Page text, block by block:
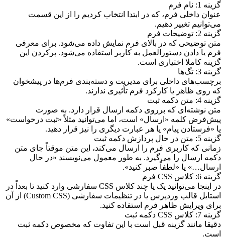
گزینه 1: نام فرم
عنوان داخلی فرم، که در ابتدا انتخاب کردیم را از این قسمت
می‌توانیم تغییر دهیم.
گزینه 2: توضیحات فرم
متن توضیحی که در بالای فرم نمایش داده می‌شود. برای معرفی
فرم یا دادن دستورالعمل به کاربر استفاده می‌شود. پرکردن این
گزینه کاملا اختیاری است.
گزینه 3: تگ‌ها
برچسب‌های داخلی برای مدیریت و دسته‌بندی فرم‌ها در پیشخوان
که روی ظاهر یا کارکرد فرم تأثیری ندارند.
گزینه 4: متن دکمه ثبت
متن نوشته‌ای که برروی دکمه ارسال قرار دارد. به صورت
پیش‌فرض کلمه «ارسال» است، اما می‌توانید مثلاً «ثبت درخواست»
یا «فرستادن پیام» یا هر عبارت دیگری را نیز قرار دهید.
گزینه 5: متن در حال پردازش دکمه ثبت
زمانی که کاربری فرم را ارسال می‌کند، این متن موقتاً جای متن
دکمه ارسال را می‌گیرد. به طور معمول می‌نویسند «در حال
ارسال…» یا «لطفاً صبر کنید».
گزینه 6: کلاس CSS فرم
در اینجا می‌توانید یک یا چند کلاس CSS سفارشی وارد کنید تا بعداً در
استایل قالب وردپرس یا در تنظیمات سفارشی (Custom CSS) از آن
برای ویرایش ظاهر فرم استفاده کنید.
گزینه 7: کلاس CSS دکمه ثبت
دقیقا مانند گزینه قبل است با این تفاوت که مخصوص دکمه ثبت
است.